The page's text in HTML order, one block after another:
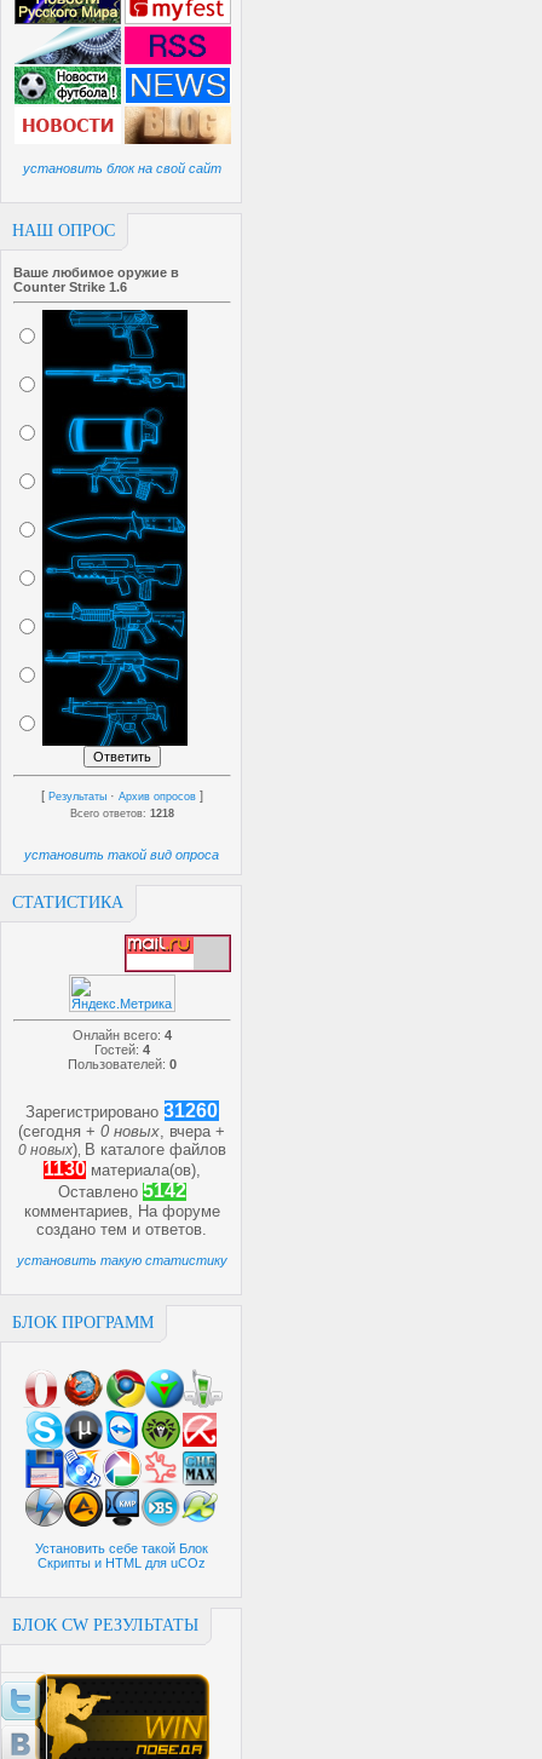
установить блок на свой сайт
НАШ ОПРОС
Ваше любимое оружие в
Counter Strike 1.6
[ Результаты · Архив опросов ]
Всего ответов: 1218
установить такой вид опроса
СТАТИСТИКА
Онлайн всего: 4
Гостей: 4
Пользователей: 0
Зарегистрировано 31260
(сегодня +0 новых, вчера +
0 новых) В каталоге файлов
1130 материала(ов),
Оставлено 5142
комментариев, На форуме
созданотем иответов.
установить такую статистику
БЛОК ПРОГРАММ
Установить себе такой Блок
Скрипты и HTML для uCOz
БЛОК CW РЕЗУЛЬТАТЫ